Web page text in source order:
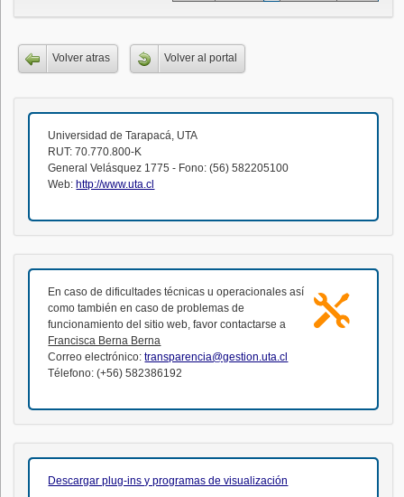
Volver atras Volver al portal
Universidad de Tarapacá, UTA
RUT: 70.770.800-K
General Velásquez 1775 - Fono: (56) 582205100
Web: http://www.uta.cl
En caso de dificultades técnicas u operacionales así
como también en caso de problemas de
funcionamiento del sitio web, favor contactarse a
Francisca Berna Berna
Correo electrónico:transparencia@gestion.uta.cl
Télefono: (+56) 582386192
Descargar plug-ins y programas de visualización